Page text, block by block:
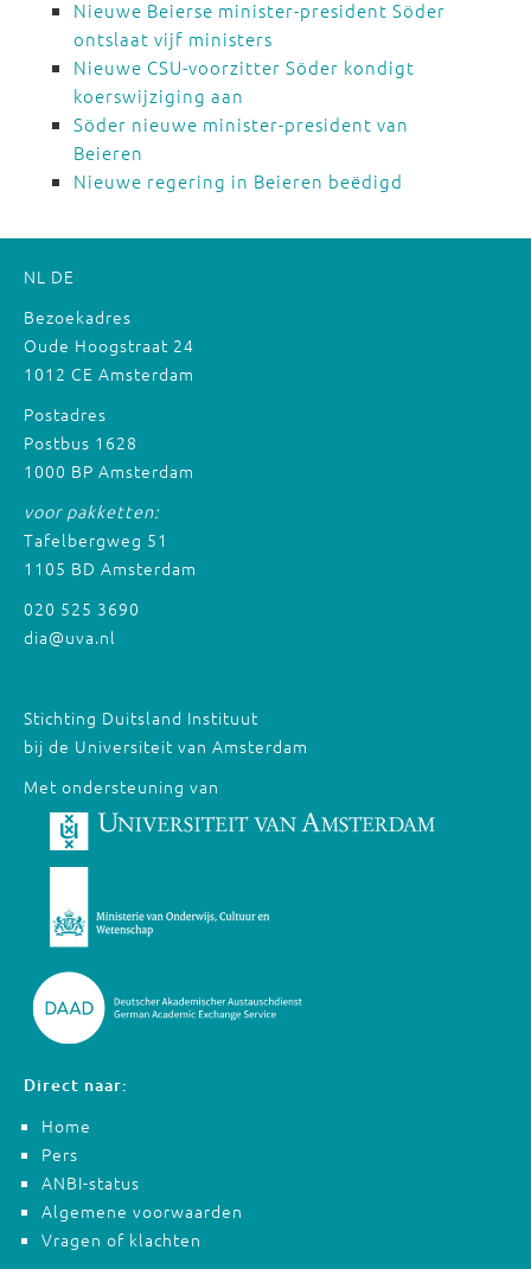
Nieuwe Beierse minister-president Söder
ontslaat vijf ministers
Nieuwe CSU-voorzitter Söder kondigt
koerswijziging aan
Söder nieuwe minister-president van
Beieren
Nieuwe regering in Beieren beëdigd
NL DE
Bezoekadres
Oude Hoogstraat 24
1012 CE Amsterdam
Postadres
Postbus 1628
1000 BP Amsterdam
voor pakketten:
Tafelbergweg 51
1105 BD Amsterdam
020 525 3690
dia@uva.nl
Stichting Duitsland Instituut
bij de Universiteit van Amsterdam
Met ondersteuning van
Direct naar:
Home
Pers
ANBI-status
Algemene voorwaarden
Vragen of klachten